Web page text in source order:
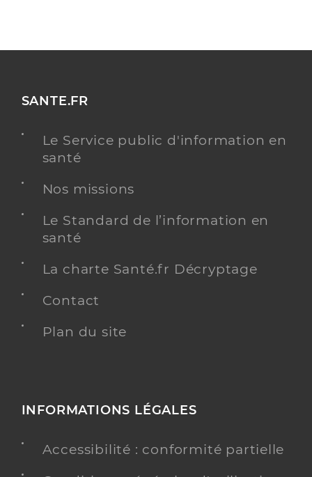
SANTE.FR
Le Service public d'information en
santé
Nos missions
Le Standard de l’information en
santé
La charte Santé.fr Décryptage
Contact
Plan du site
INFORMATIONS LÉGALES
Accessibilité : conformité partielle